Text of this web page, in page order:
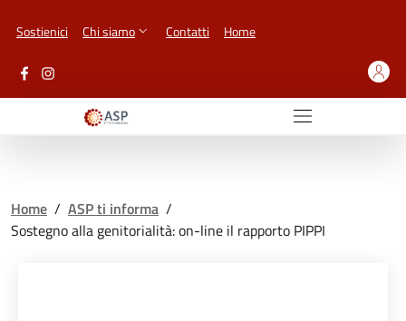
Sostienici Chi siamo Contatti Home
Home / ASP ti informa /
Sostegno alla genitorialità: on-line il rapporto PIPPI